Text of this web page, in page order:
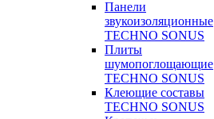
Панели
звукоизоляционные
TECHNO SONUS
Плиты
шумопоглощающие
TECHNO SONUS
Клеющие составы
TECHNO SONUS